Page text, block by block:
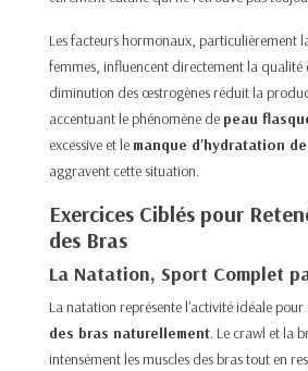
Les facteurs hormonaux, particulièrement
femmes, influencent directement la qualité
diminution des œstrogènes réduit la
accentuant le phénomène de peau
excessive et le manque d'hydratation
aggravent cette situation.
Exercices Ciblés pour
des Bras
La Natation, Sport Complet
La natation représente l'activité idéale pour
des bras naturellement. Le crawl et la
intensément les muscles des bras tout en